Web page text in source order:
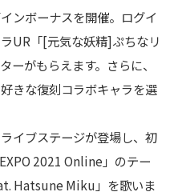
ンボーナスを開催。ログイ
UR「[元気な妖精]ぷちなリ
ーがもらえます。さらに、
きな復刻コラボキャラを選
イブステージが登場し、初
2021 Online」のテー
Hatsune Miku」を歌いま